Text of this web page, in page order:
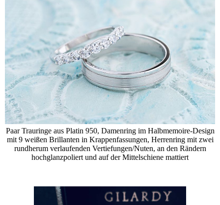
Paar Trauringe aus Platin 950, Damenring im Halbmemoire-Design
mit 9 weißen Brillanten in Krappenfassungen, Herrenring mit zwei
rundherum verlaufenden Vertiefungen/Nuten, an den Rändern
hochglanzpoliert und auf der Mittelschiene mattiert